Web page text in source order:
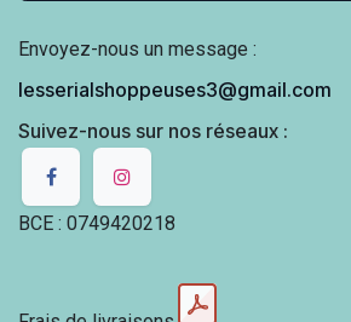
Envoyez-nous un message :
lesserialshoppeuses3@gmail.com
Suivez-nous sur nos réseaux :
BCE : 0749420218